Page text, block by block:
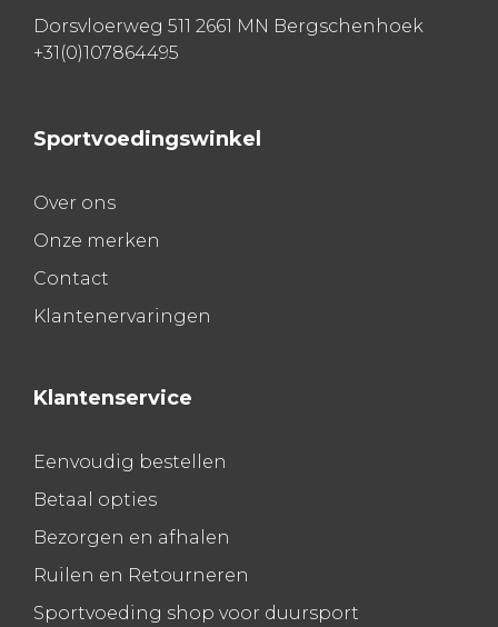
Dorsvloerweg 511 2661 MN Bergschenhoek
+31(0)107864495
Sportvoedingswinkel
Over ons
Onze merken
Contact
Klantenervaringen
Klantenservice
Eenvoudig bestellen
Betaal opties
Bezorgen en afhalen
Ruilen en Retourneren
Sportvoeding shop voor duursport